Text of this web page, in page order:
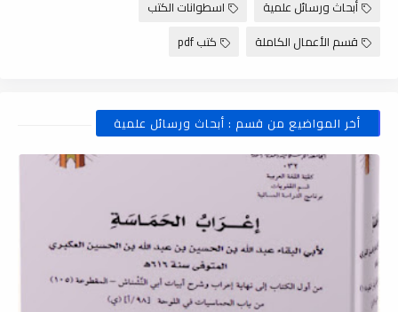
أبحاث ورسائل علمية
اسطوانات الكتب
قسم الأعمال الكاملة
كتب pdf
أخر المواضيع من قسم : أبحاث ورسائل علمية